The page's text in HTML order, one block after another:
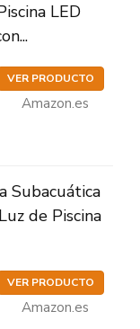
LED
VER PRODUCTO
Amazon.es
Subacuática
de Piscina
VER PRODUCTO
Amazon.es